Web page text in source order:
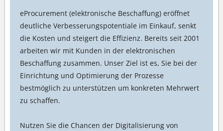
eProcurement (elektronische Beschaffung) eröffnet
deutliche Verbesserungspotentiale im Einkauf, senkt
die Kosten und steigert die Effizienz. Bereits seit 2001
arbeiten wir mit Kunden in der elektronischen
Beschaffung zusammen. Unser Ziel ist es, Sie bei der
Einrichtung und Optimierung der Prozesse
bestmöglich zu unterstützen um konkreten Mehrwert
zu schaffen.
Nutzen Sie die Chancen der Digitalisierung von